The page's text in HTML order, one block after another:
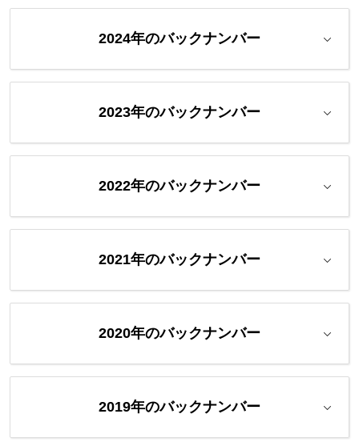
2024年のバックナンバー
2023年のバックナンバー
2022年のバックナンバー
2021年のバックナンバー
2020年のバックナンバー
2019年のバックナンバー